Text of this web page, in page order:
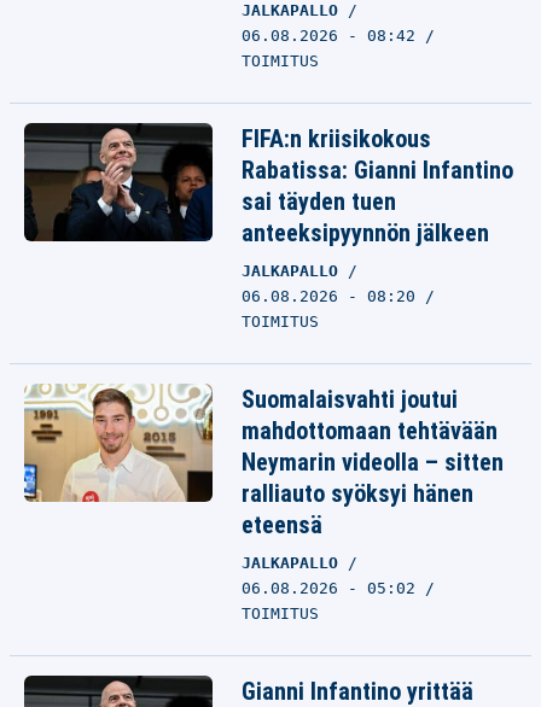
JALKAPALLO
06.08.2026 - 08:42
TOIMITUS
FIFA:n kriisikokous
Rabatissa: Gianni Infantino
sai täyden tuen
anteeksipyynnön jälkeen
JALKAPALLO
06.08.2026 - 08:20
TOIMITUS
Suomalaisvahti joutui
mahdottomaan tehtävään
Neymarin videolla – sitten
ralliauto syöksyi hänen
eteensä
JALKAPALLO
06.08.2026 - 05:02
TOIMITUS
Gianni Infantino yrittää